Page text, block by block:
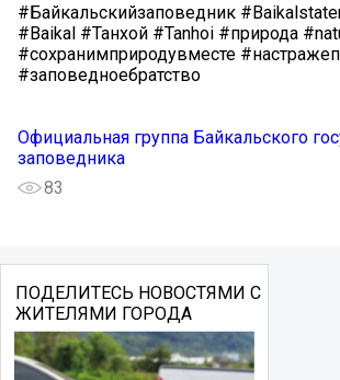
#Байкальскийзаповедник
#Baikal #Танхой #Tanhoi #природа
#сохранимприродувместе
#заповедноебратство
Официальная группа Байкальского
заповедника
83
ПОДЕЛИТЕСЬ НОВОСТЯМИ С
ЖИТЕЛЯМИ ГОРОДА